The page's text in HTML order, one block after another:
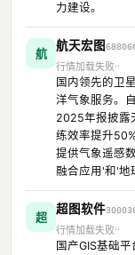
力建设。
航
航天宏图
行情加载失败
国内领先的卫
洋气象服务。
2025年报披露
练效率提升
提供气象遥感
融合应用'和'地
超
超图软件
行情加载失败
国产GIS基础